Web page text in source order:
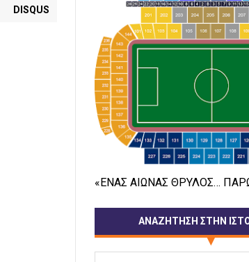
DISQUS
«ΕΝΑΣ ΑΙΩΝΑΣ ΘΡΥΛΟΣ…
ΑΝΑΖΗΤΗΣΗ ΣΤΗΝ